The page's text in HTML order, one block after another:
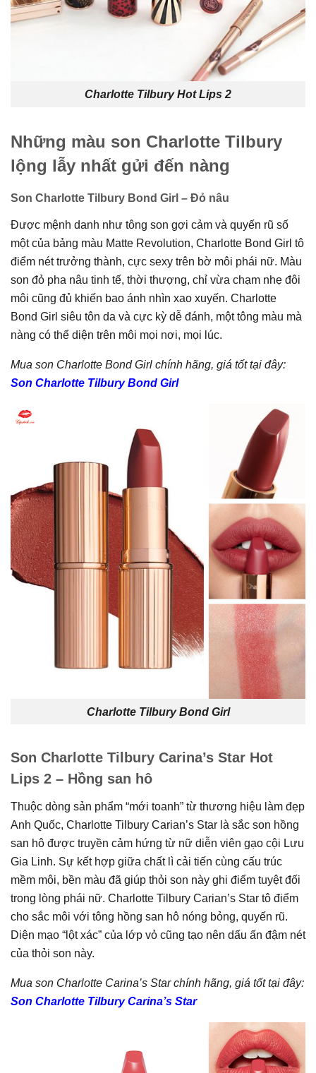
Charlotte Tilbury Hot Lips 2
Những màu son Charlotte Tilbury
lộng lẫy nhất gửi đến nàng
Son Charlotte Tilbury Bond Girl – Đỏ nâu
Được mệnh danh như tông son gợi cảm và quyến rũ số
một của bảng màu Matte Revolution, Charlotte Bond Girl tô
điểm nét trưởng thành, cực sexy trên bờ môi phái nữ. Màu
son đỏ pha nâu tinh tế, thời thượng, chỉ vừa chạm nhẹ đôi
môi cũng đủ khiến bao ánh nhìn xao xuyến. Charlotte
Bond Girl siêu tôn da và cực kỳ dễ đánh, một tông màu mà
nàng có thể diện trên môi mọi nơi, mọi lúc.
Mua son Charlotte Bond Girl chính hãng, giá tốt tại đây:
Son Charlotte Tilbury Bond Girl
Charlotte Tilbury Bond Girl
Son Charlotte Tilbury Carina’s Star Hot
Lips 2 – Hồng san hô
Thuộc dòng sản phẩm “mới toanh” từ thương hiệu làm đẹp
Anh Quốc, Charlotte Tilbury Carian’s Star là sắc son hồng
san hô được truyền cảm hứng từ nữ diễn viên gạo cội Lưu
Gia Linh. Sự kết hợp giữa chất lì cải tiến cùng cấu trúc
mềm môi, bền màu đã giúp thỏi son này ghi điểm tuyệt đối
trong lòng phái nữ. Charlotte Tilbury Carian’s Star tô điểm
cho sắc môi với tông hồng san hô nóng bỏng, quyến rũ.
Diện mạo “lột xác” của lớp vỏ cũng tạo nên dấu ấn đậm nét
của thỏi son này.
Mua son Charlotte Carina’s Star chính hãng, giá tốt tại đây:
Son Charlotte Tilbury Carina’s Star